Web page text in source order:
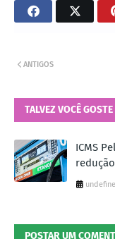
ANTIGOS
TALVEZ VOCÊ
ICMS
POSTAR UM